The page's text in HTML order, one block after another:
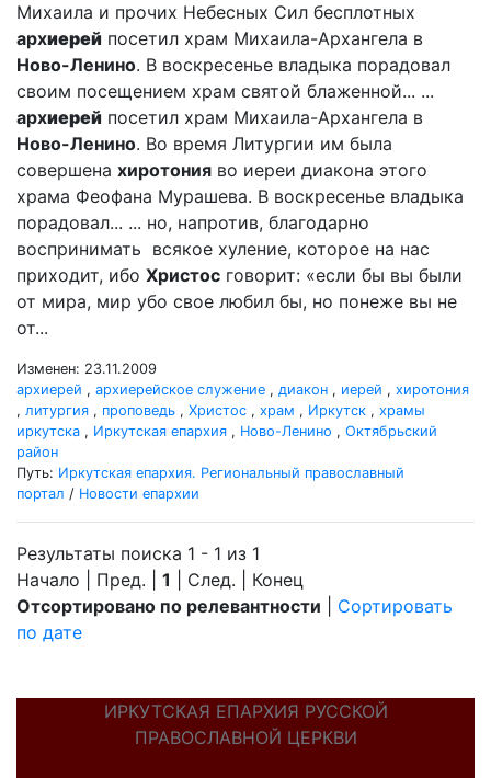
Михаила и прочих Небесных Сил бесплотных
архиерей посетил храм Михаила-Архангела в
Ново-Ленино. В воскресенье владыка порадовал
своим посещением храм святой блаженной... ...
архиерей посетил храм Михаила-Архангела в
Ново-Ленино. Во время Литургии им была
совершена хиротония во иереи диакона этого
храма Феофана Мурашева. В воскресенье владыка
порадовал... ... но, напротив, благодарно
воспринимать всякое хуление, которое на нас
приходит, ибо Христос говорит: «если бы вы были
от мира, мир убо свое любил бы, но понеже вы не
от...
Изменен: 23.11.2009
архиерей , архиерейское служение , диакон , иерей , хиротония
, литургия , проповедь , Христос , храм , Иркутск , храмы
иркутска , Иркутская епархия , Ново-Ленино , Октябрьский
район
Путь: Иркутская епархия. Региональный православный
портал / Новости епархии
Результаты поиска 1 - 1 из 1
Начало | Пред. | 1 | След. | Конец
Отсортировано по релевантности
Сортировать
по дате
ИРКУТСКАЯ ЕПАРХИЯ РУССКОЙ
ПРАВОСЛАВНОЙ ЦЕРКВИ